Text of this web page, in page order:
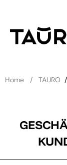
Home TAURO /